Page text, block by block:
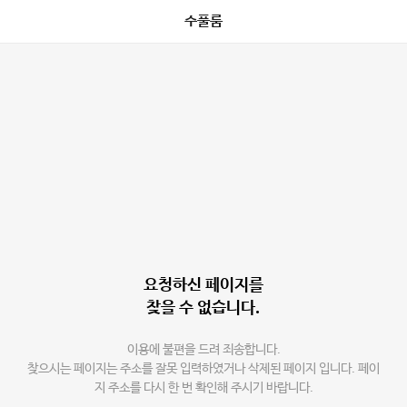
수풀룸
요청하신 페이지를
찾을 수 없습니다.
이용에 불편을 드려 죄송합니다.
찾으시는 페이지는 주소를 잘못 입력하였거나 삭제된 페이지 입니다. 페이
지 주소를 다시 한 번 확인해 주시기 바랍니다.